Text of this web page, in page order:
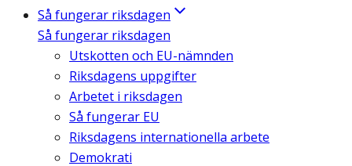
Så fungerar riksdagen
Så fungerar riksdagen
Utskotten och EU-nämnden
Riksdagens uppgifter
Arbetet i riksdagen
Så fungerar EU
Riksdagens internationella arbete
Demokrati